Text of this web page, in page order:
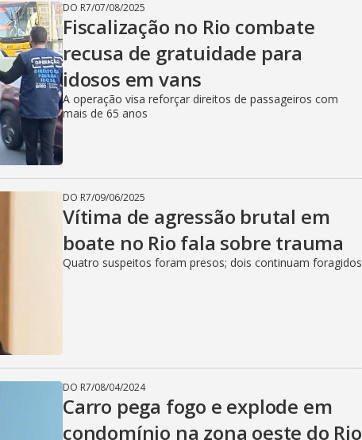
DO R7/07/08/2025
Fiscalização no Rio combate
recusa de gratuidade para
idosos em vans
A operação visa reforçar direitos de passageiros com
mais de 65 anos
DO R7/09/06/2025
Vítima de agressão brutal em
boate no Rio fala sobre trauma
Quatro suspeitos foram presos; dois continuam foragidos
DO R7/08/04/2024
Carro pega fogo e explode em
condomínio na zona oeste do Rio